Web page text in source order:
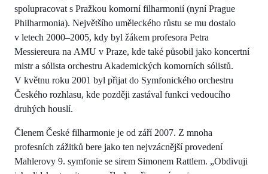
spolupracovat s Pražkou komorní filharmonií (nyní Prague
Philharmonia). Největšího uměleckého růstu se mu dostalo
v letech 2000–2005, kdy byl žákem profesora Petra
Messiereura na AMU v Praze, kde také působil jako koncertní
mistr a sólista orchestru Akademických komorních sólistů.
V květnu roku 2001 byl přijat do Symfonického orchestru
Českého rozhlasu, kde později zastával funkci vedoucího
druhých houslí.
Členem České filharmonie je od září 2007. Z mnoha
profesních zážitků bere jako ten nejvzácnější provedení
Mahlerovy 9. symfonie se sirem Simonem Rattlem. „Obdivuji